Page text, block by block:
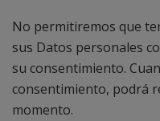
No permitiremos que
sus Datos personales
su consentimiento.
consentimiento, podrá
momento.